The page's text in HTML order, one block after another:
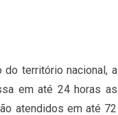
território nacional, a
em até 24 horas as
atendidos em até 72